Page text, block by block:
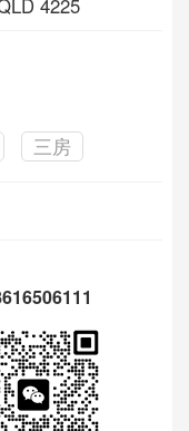
4225
三房